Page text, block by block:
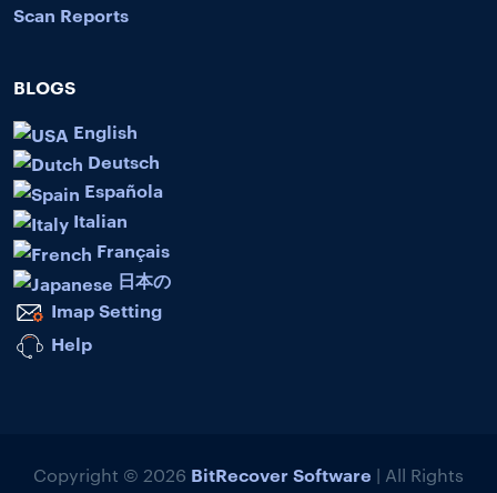
Scan Reports
BLOGS
English
Deutsch
Española
Italian
Français
日本の
Imap Setting
Help
Copyright © 2026 BitRecover Software | All Rights